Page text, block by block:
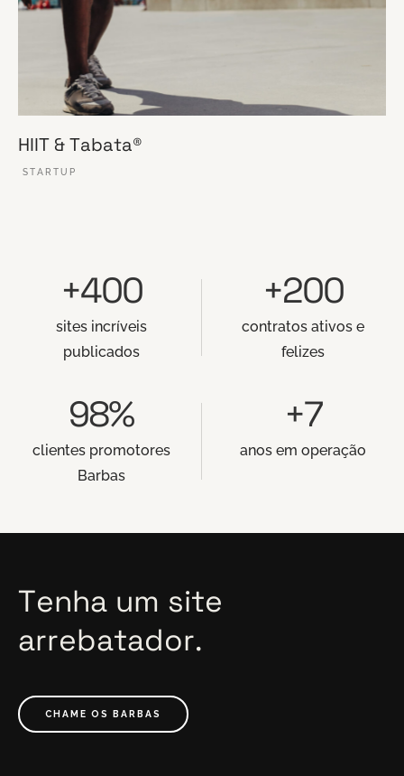
HIIT & Tabata®
STARTUP
+400
sites incríveis
publicados
+200
contratos ativos e
felizes
98%
clientes promotores
Barbas
+7
anos em operação
Tenha um site
arrebatador.
CHAME OS BARBAS